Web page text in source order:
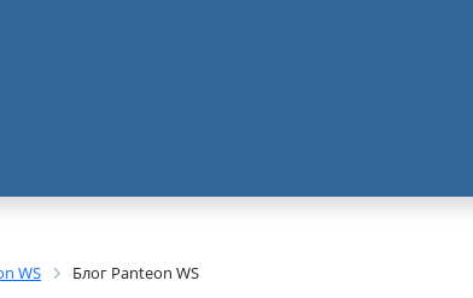
WS Блог Panteon WS